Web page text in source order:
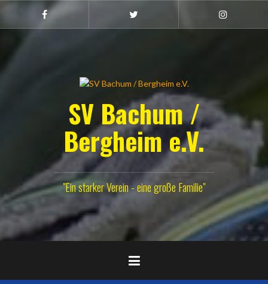
Zum
springen
Facebook
Instagram
(Damen)
SV Bachum /
Bergheim e.V.
"Ein starker Verein - eine große Familie"